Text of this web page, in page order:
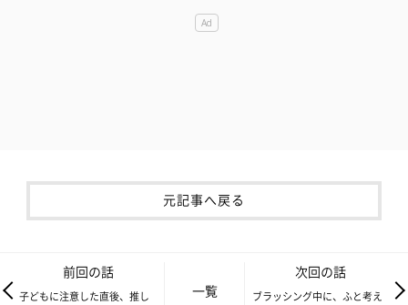
元記事へ戻る
前回の話
子どもに注意した直後、推し
一覧
次回の話
ブラッシング中に、ふと考え